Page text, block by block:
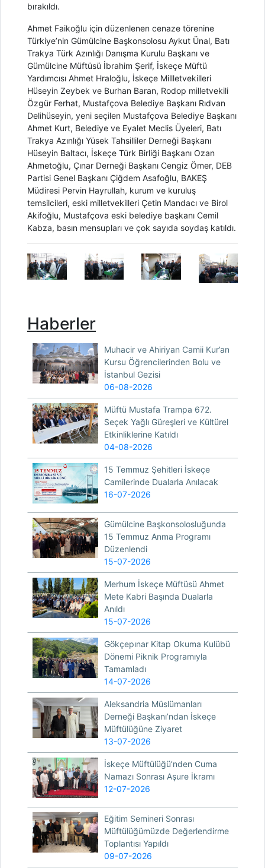
bırakıldı.
Ahmet Faikoğlu için düzenlenen cenaze törenine
Türkiye’nin Gümülcine Başkonsolosu Aykut Ünal, Batı
Trakya Türk Azınlığı Danışma Kurulu Başkanı ve
Gümülcine Müftüsü İbrahim Şerif, İskeçe Müftü
Yardımcısı Ahmet Hraloğlu, İskeçe Millletvekilleri
Hüseyin Zeybek ve Burhan Baran, Rodop milletvekili
Özgür Ferhat, Mustafçova Belediye Başkanı Rıdvan
Delihüseyin, yeni seçilen Mustafçova Belediye Başkanı
Ahmet Kurt, Belediye ve Eyalet Meclis Üyeleri, Batı
Trakya Azınlığı Yüsek Tahsilliler Derneği Başkanı
Hüseyin Baltacı, İskeçe Türk Birliği Başkanı Ozan
Ahmetoğlu, Çınar Derneği Başkanı Cengiz Ömer, DEB
Partisi Genel Başkanı Çiğdem Asafoğlu, BAKEŞ
Müdiresi Pervin Hayrullah, kurum ve kuruluş
temsilcileri, eski milletvekilleri Çetin Mandacı ve Birol
Akifoğlu, Mustafçova eski belediye başkanı Cemil
Kabza, basın mensupları ve çok sayıda soydaş katıldı.
Haberler
Muhacir ve Ahiriyan Camii Kur’an
Kursu Öğrencilerinden Bolu ve
İstanbul Gezisi
06-08-2026
Müftü Mustafa Trampa 672.
Seçek Yağlı Güreşleri ve Kültürel
Etkinliklerine Katıldı
04-08-2026
15 Temmuz Şehitleri İskeçe
Camilerinde Dualarla Anılacak
16-07-2026
Gümülcine Başkonsolosluğunda
15 Temmuz Anma Programı
Düzenlendi
15-07-2026
Merhum İskeçe Müftüsü Ahmet
Mete Kabri Başında Dualarla
Anıldı
15-07-2026
Gökçepınar Kitap Okuma Kulübü
Dönemi Piknik Programıyla
Tamamladı
14-07-2026
Aleksandria Müslümanları
Derneği Başkanı’ndan İskeçe
Müftülüğüne Ziyaret
13-07-2026
İskeçe Müftülüğü’nden Cuma
Namazı Sonrası Aşure İkramı
12-07-2026
Eğitim Semineri Sonrası
Müftülüğümüzde Değerlendirme
Toplantısı Yapıldı
09-07-2026